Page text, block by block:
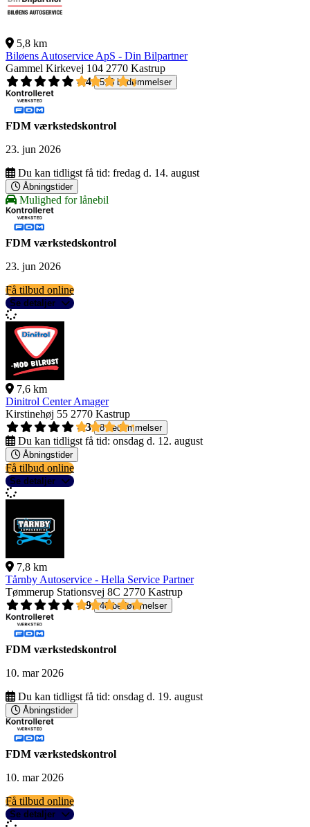
5,8 km
Biløens Autoservice ApS - Din Bilpartner
Gammel Kirkevej 104 2770 Kastrup
4,4
518 bedømmelser
FDM værkstedskontrol
23. jun 2026
Du kan tidligst få tid: fredag d. 14. august
Åbningstider
Mulighed for lånebil
FDM værkstedskontrol
23. jun 2026
Få tilbud online
Se detaljer
7,6 km
Dinitrol Center Amager
Kirstinehøj 55 2770 Kastrup
4,3
8 bedømmelser
Du kan tidligst få tid: onsdag d. 12. august
Åbningstider
Få tilbud online
Se detaljer
7,8 km
Tårnby Autoservice - Hella Service Partner
Tømmerup Stationsvej 8C 2770 Kastrup
4,9
40 bedømmelser
FDM værkstedskontrol
10. mar 2026
Du kan tidligst få tid: onsdag d. 19. august
Åbningstider
FDM værkstedskontrol
10. mar 2026
Få tilbud online
Se detaljer